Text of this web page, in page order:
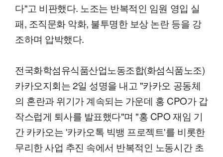
다"고 비판했다. 노조는 반복적인 임원 영입 실
패, 조직문화 악화, 불투명한 보상 논란 등을 강
조하며 압박했다.
전국화학섬유식품산업노동조합(화섬식품노조)
카카오지회는 2일 성명을 내고 "카카오 공동체
의 혼란과 위기가 계속되는 가운데 홍 CPO가 갑
작스럽게 퇴사를 발표했다"며 "홍 CPO 재임 기
간 카카오는 '카카오톡 빅뱅 프로젝트'를 비롯한
무리한 사업 추진 속에서 반복적인 노동시간 초